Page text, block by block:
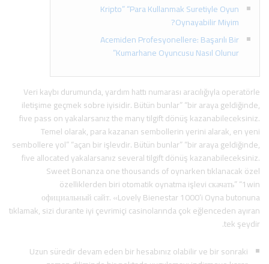
Kripto” “Para Kullanmak Suretiyle Oyun
Oynayabilir Miyim?
Acemiden Profesyonellere: Başarılı Bir
Kumarhane Oyuncusu Nasıl Olunur”
Veri kaybı durumunda, yardım hattı numarası aracılığıyla operatörle
iletişime geçmek sobre iyisidir. Bütün bunlar” “bir araya geldiğinde,
five pass on yakalarsanız the many tilgift dönüş kazanabileceksiniz.
Temel olarak, para kazanan sembollerin yerini alarak, en yeni
sembollere yol” “açan bir işlevdir. Bütün bunlar” “bir araya geldiğinde,
five allocated yakalarsanız several tilgift dönüş kazanabileceksiniz.
Sweet Bonanza one thousands of oynarken tıklanacak özel
özelliklerden biri otomatik oynatma işlevi скачать” “1win
официальный сайт. «Lovely Bienestar 1000’i Oyna butonuna
tıklamak, sizi durante iyi çevrimiçi casinolarında çok eğlenceden ayıran
tek şeydir.
Uzun süredir devam eden bir hesabınız olabilir ve bir sonraki